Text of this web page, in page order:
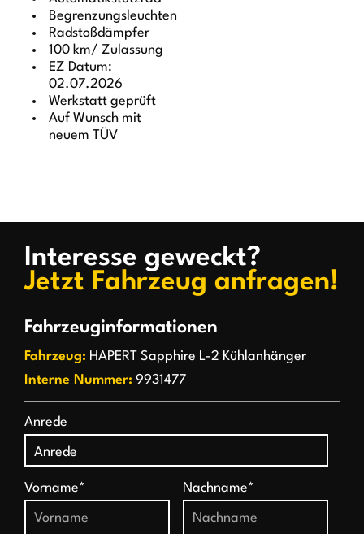
Begrenzungsleuchten
Radstoßdämpfer
100 km/ Zulassung
EZ Datum:
02.07.2026
Werkstatt geprüft
Auf Wunsch mit
neuem TÜV
Interesse geweckt?
Jetzt Fahrzeug anfragen!
Fahrzeuginformationen
Fahrzeug: HAPERT Sapphire L-2 Kühlanhänger
Interne Nummer: 9931477
Anrede
Vorname* Nachname*